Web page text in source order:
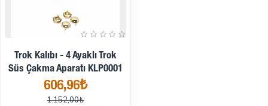
Trok Kalıbı - 4 Ayaklı Trok
Süs Çakma Aparatı KLP0001
606,96₺
1.152,00₺